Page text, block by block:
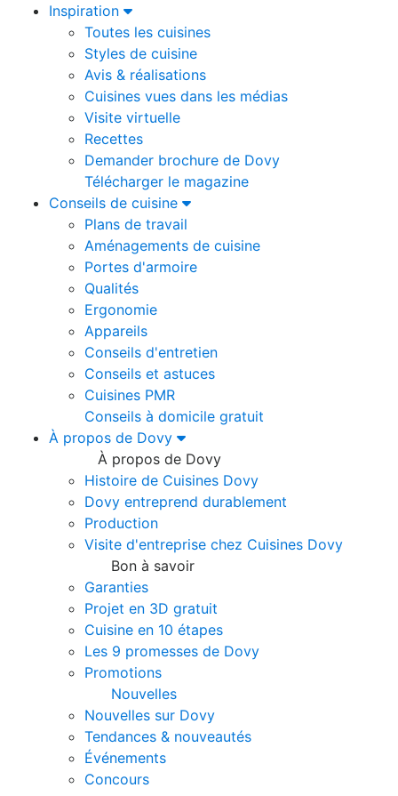
Inspiration
Toutes les cuisines
Styles de cuisine
Avis & réalisations
Cuisines vues dans les médias
Visite virtuelle
Recettes
Demander brochure de Dovy
Télécharger le magazine
Conseils de cuisine
Plans de travail
Aménagements de cuisine
Portes d'armoire
Qualités
Ergonomie
Appareils
Conseils d'entretien
Conseils et astuces
Cuisines PMR
Conseils à domicile gratuit
À propos de Dovy
À propos de Dovy
Histoire de Cuisines Dovy
Dovy entreprend durablement
Production
Visite d'entreprise chez Cuisines Dovy
Bon à savoir
Garanties
Projet en 3D gratuit
Cuisine en 10 étapes
Les 9 promesses de Dovy
Promotions
Nouvelles
Nouvelles sur Dovy
Tendances & nouveautés
Événements
Concours